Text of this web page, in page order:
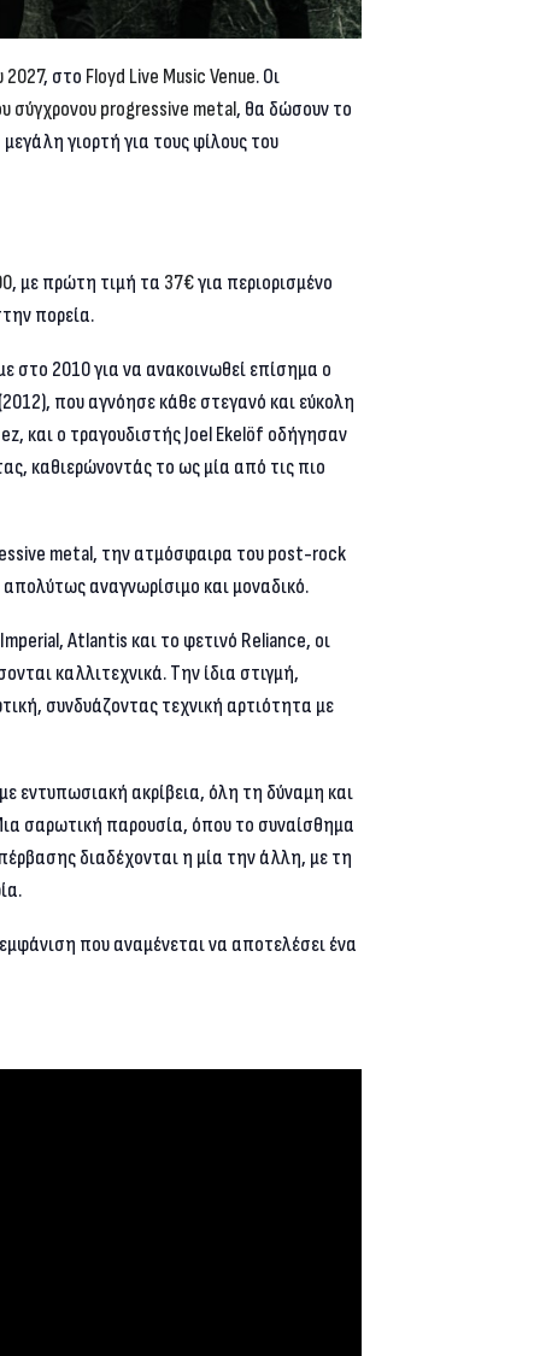
2027, στο Floyd Live Music Venue. Οι
σύγχρονου progressive metal, θα δώσουν το
γιορτή για τους φίλους του
, με πρώτη τιμή τα 37€για περιορισμένο
πορεία.
στο 2010 για να ανακοινωθεί επίσημα ο
που αγνόησε κάθε στεγανό και εύκολη
και ο τραγουδιστής Joel Ekelöf οδήγησαν
καθιερώνοντάς το ως μία από τις πιο
metal, την ατμόσφαιρα του post-rock
αναγνωρίσιμο και μοναδικό.
Imperial,Atlantis και το φετινό Reliance, οι
καλλιτεχνικά. Την ίδια στιγμή,
συνδυάζοντας τεχνική αρτιότητα με
εντυπωσιακή ακρίβεια, όλη τη δύναμη και
σαρωτική παρουσία, όπου το συναίσθημα
διαδέχονται η μία την άλλη, με τη
που αναμένεται να αποτελέσει ένα